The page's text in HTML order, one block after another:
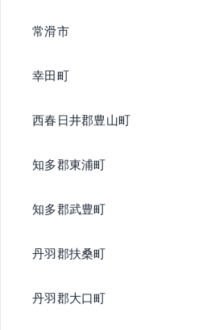
常滑市
幸田町
西春日井郡豊山町
知多郡東浦町
知多郡武豊町
丹羽郡扶桑町
丹羽郡大口町